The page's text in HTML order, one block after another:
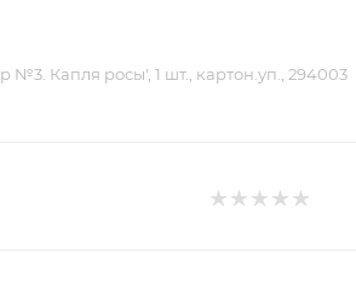
№3. Капля росы', 1 шт., картон.уп., 294003